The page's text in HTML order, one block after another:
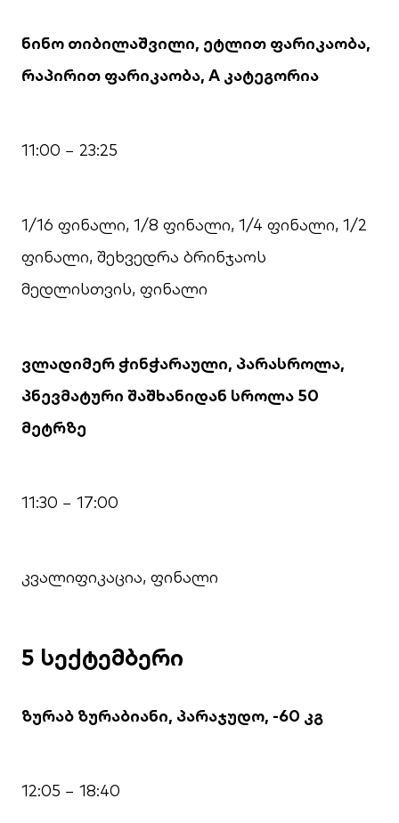
ნინო თიბილაშვილი, ეტლით ფარიკაობა,
რაპირით ფარიკაობა, A კატეგორია
11:00 − 23:25
1/16 ფინალი, 1/8 ფინალი, 1/4 ფინალი, 1/2
ფინალი, შეხვედრა ბრინჯაოს
მედლისთვის, ფინალი
ვლადიმერ ჭინჭარაული, პარასროლა,
პნევმატური შაშხანიდან სროლა 50
მეტრზე
11:30 − 17:00
კვალიფიკაცია, ფინალი
5 სექტემბერი
ზურაბ ზურაბიანი, პარაჯუდო, -60 კგ
12:05 − 18:40